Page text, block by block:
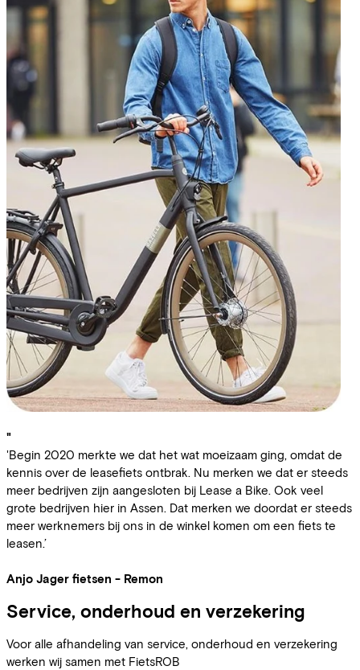
"
'Begin 2020 merkte we dat het wat moeizaam ging, omdat de
kennis over de leasefiets ontbrak. Nu merken we dat er steeds
meer bedrijven zijn aangesloten bij Lease a Bike. Ook veel
grote bedrijven hier in Assen. Dat merken we doordat er steeds
meer werknemers bij ons in de winkel komen om een fiets te
leasen.’
Anjo Jager fietsen - Remon
Service, onderhoud en verzekering
Voor alle afhandeling van service, onderhoud en verzekering
werken wij samen met FietsROB